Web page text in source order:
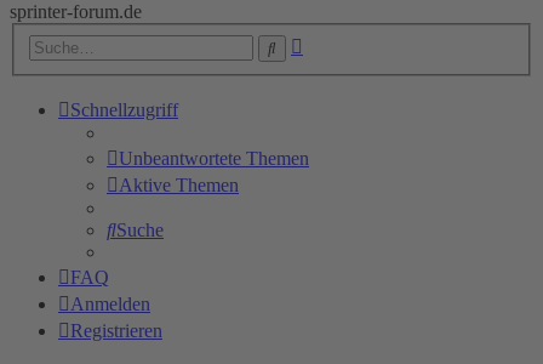
sprinter-forum.de
Suche
Schnellzugriff
Unbeantwortete Themen
Aktive Themen
Suche
FAQ
Anmelden
Registrieren